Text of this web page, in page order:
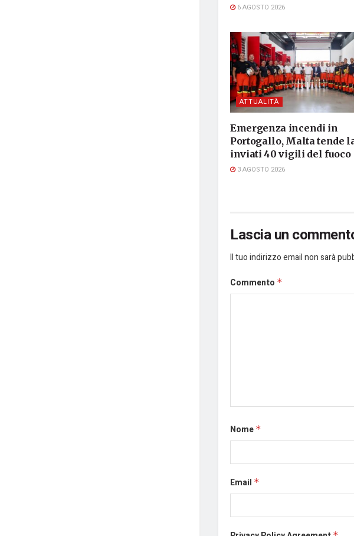
6 AGOSTO 2026
ATTUALITÀ
Emergenza incendi in
Portogallo, Malta tende
inviati 40 vigili del fuoco
3 AGOSTO 2026
Lascia un
Il tuo indirizzo email non sarà
Commento *
Nome *
Email *